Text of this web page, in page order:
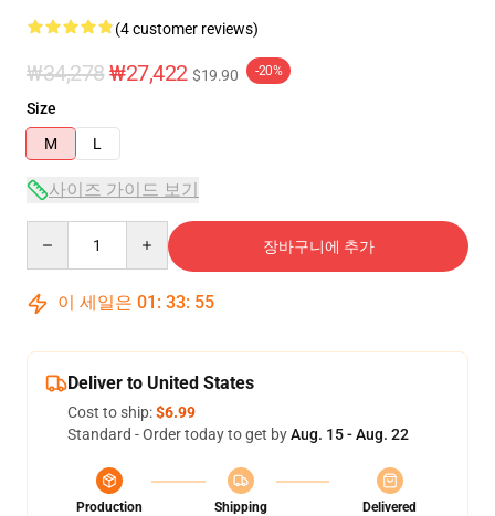
(4 customer reviews)
₩34,278₩27,422 $19.90 -20%
Size
M
L
사이즈 가이드 보기
장바구니에 추가
이 세일은 01 : 33: 54
Deliver to United States
Cost to ship:$6.99
Standard - Order today to get byAug. 15 - Aug. 22
Production
Shipping
Delivered